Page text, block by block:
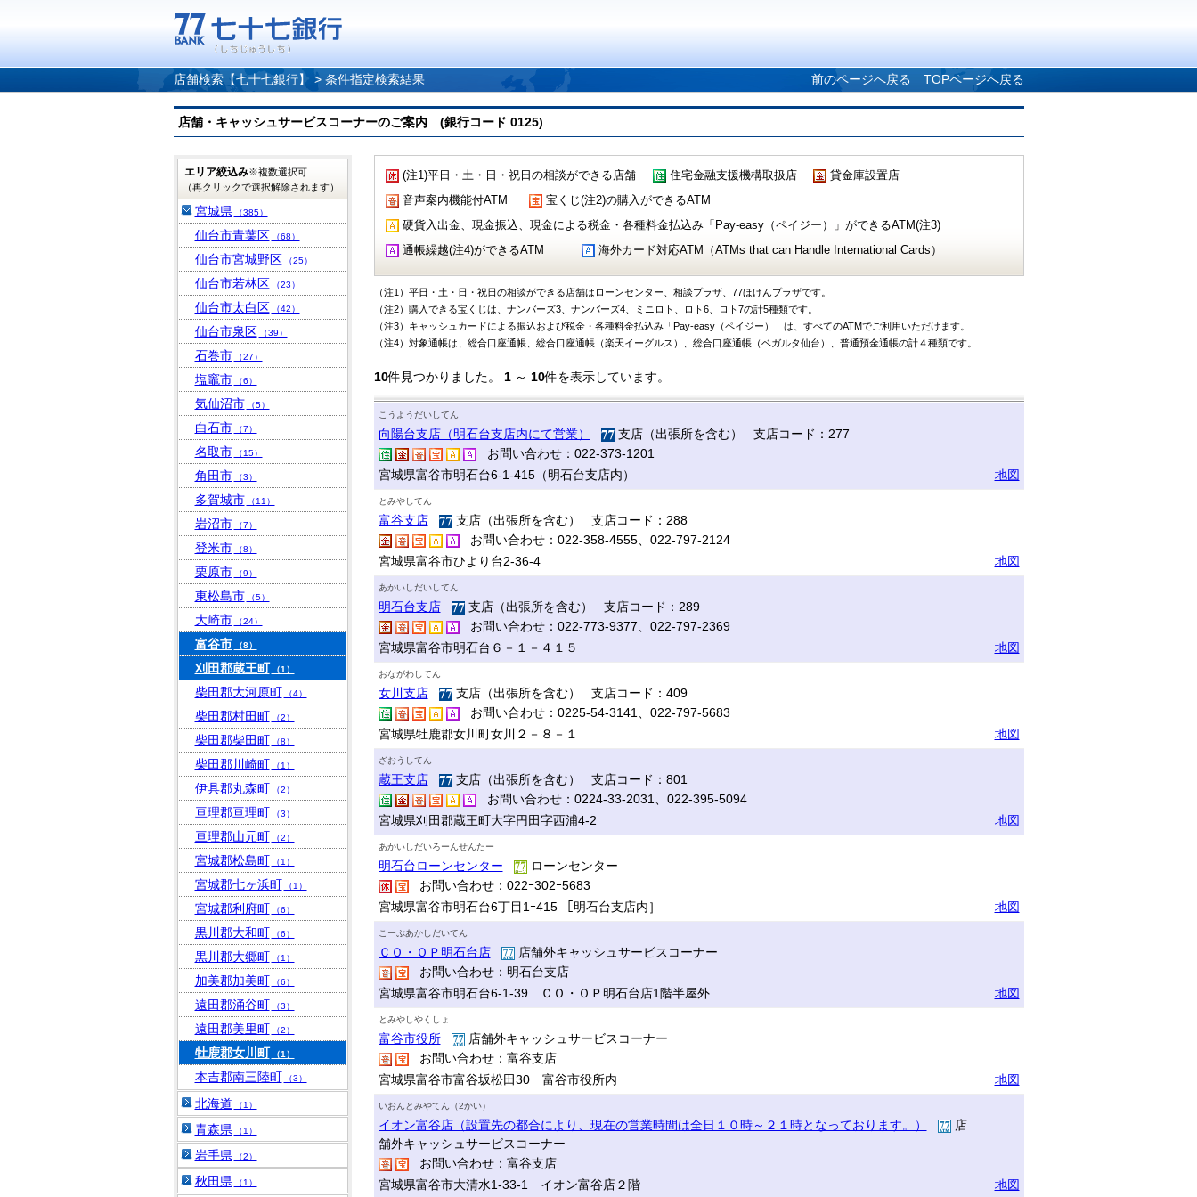
店舗検索【七十七銀行】 > 条件指定検索結果 前のページへ戻る TOPページへ戻る
店舗・キャッシュサービスコーナーのご案内 (銀行コード 0125)
(注1)平日・土・日・祝日の相談ができる店舗 住宅金融支援機構取扱店
貸金庫設置店
音声案内機能付ATM
宝くじ(注2)の購入ができるATM
硬貨入出金、現金振込、現金による税金・各種料金払込み「Pay-easy（ペイジー）」ができるATM(注3)
通帳繰越(注4)ができるATM
海外カード対応ATM（ATMs that can Handle International Cards）
（注1）平日・土・日・祝日の相談ができる店舗はローンセンター、相談プラザ、77ほけんプラザです。
（注2）購入できる宝くじは、ナンバーズ3、ナンバーズ4、ミニロト、ロト6、ロト7の計5種類です。
（注3）キャッシュカードによる振込および税金・各種料金払込み「Pay-easy（ペイジー）」は、すべてのATMでご利用いただけます。
（注4）対象通帳は、総合口座通帳、総合口座通帳（楽天イーグルス）、総合口座通帳（ベガルタ仙台）、普通預金通帳の計４種類です。
10件見つかりました。 1～ 10件を表示しています。
こうようだいしてん
向陽台支店（明石台支店内にて営業）
支店（出張所を含む） 支店コード：277
お問い合わせ：022-373-1201
宮城県富谷市明石台6-1-415（明石台支店内）
地図
とみやしてん
富谷支店
支店（出張所を含む） 支店コード：288
お問い合わせ：022-358-4555、022-797-2124
宮城県富谷市ひより台2-36-4
地図
あかいしだいしてん
明石台支店
支店（出張所を含む） 支店コード：289
お問い合わせ：022-773-9377、022-797-2369
宮城県富谷市明石台６－１－４１５
地図
おながわしてん
女川支店
支店（出張所を含む） 支店コード：409
お問い合わせ：0225-54-3141、022-797-5683
宮城県牡鹿郡女川町女川２－８－１
地図
ざおうしてん
蔵王支店
支店（出張所を含む） 支店コード：801
お問い合わせ：0224-33-2031、022-395-5094
宮城県刈田郡蔵王町大字円田字西浦4-2
地図
あかいしだいろーんせんたー
明石台ローンセンター
ローンセンター
お問い合わせ：022ｰ302ｰ5683
宮城県富谷市明石台6丁目1ｰ415 ［明石台支店内］
地図
こーぷあかしだいてん
ＣＯ・ＯＰ明石台店
店舗外キャッシュサービスコーナー
お問い合わせ：明石台支店
宮城県富谷市明石台6-1-39 ＣＯ・ＯＰ明石台店1階半屋外
地図
とみやしやくしょ
富谷市役所
店舗外キャッシュサービスコーナー
お問い合わせ：富谷支店
宮城県富谷市富谷坂松田30 富谷市役所内
地図
いおんとみやてん（2かい）
イオン富谷店（設置先の都合により、現在の営業時間は全日１０時～２１時となっております。）
店
舗外キャッシュサービスコーナー
お問い合わせ：富谷支店
宮城県富谷市大清水1-33-1 イオン富谷店２階
地図
エリア絞込み※複数選択可
（再クリックで選択解除されます）
宮城県 （385）
仙台市青葉区 （68）
仙台市宮城野区 （25）
仙台市若林区 （23）
仙台市太白区 （42）
仙台市泉区 （39）
石巻市 （27）
塩竈市 （6）
気仙沼市 （5）
白石市 （7）
名取市 （15）
角田市 （3）
多賀城市 （11）
岩沼市 （7）
登米市 （8）
栗原市 （9）
東松島市 （5）
大崎市 （24）
富谷市 （8）
刈田郡蔵王町 （1）
柴田郡大河原町 （4）
柴田郡村田町 （2）
柴田郡柴田町 （8）
柴田郡川崎町 （1）
伊具郡丸森町 （2）
亘理郡亘理町 （3）
亘理郡山元町 （2）
宮城郡松島町 （1）
宮城郡七ヶ浜町 （1）
宮城郡利府町 （6）
黒川郡大和町 （6）
黒川郡大郷町 （1）
加美郡加美町 （6）
遠田郡涌谷町 （3）
遠田郡美里町 （2）
牡鹿郡女川町 （1）
本吉郡南三陸町 （3）
北海道 （1）
青森県 （1）
岩手県 （2）
秋田県 （1）